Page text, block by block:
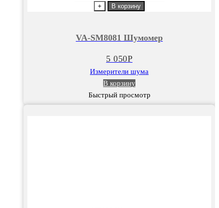
Шумомер
+ В корзину
VA-SM8081 Шумомер
5 050Р
Измерители шума
В корзину
Быстрый просмотр